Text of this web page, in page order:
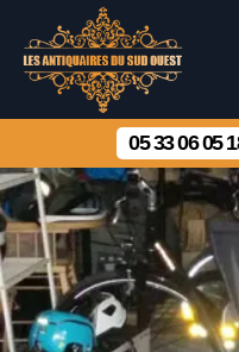
05 33 06 05